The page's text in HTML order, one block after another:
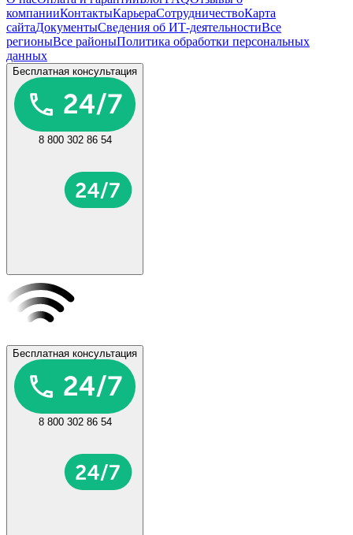
компанииКонтактыКарьераСотрудничествоКарта
сайтаДокументыСведения об ИТ-деятельностиВсе
регионыВсе районыПолитика обработки персональных
данных
Бесплатная консультация
8 800 302 86 54
Бесплатная консультация
8 800 302 86 54